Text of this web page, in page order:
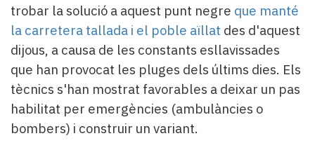
trobar la solució a aquest punt negre que manté
la carretera tallada i el poble aïllat des d'aquest
dijous, a causa de les constants esllavissades
que han provocat les pluges dels últims dies. Els
tècnics s'han mostrat favorables a deixar un pas
habilitat per emergències (ambulàncies o
bombers) i construir un variant.